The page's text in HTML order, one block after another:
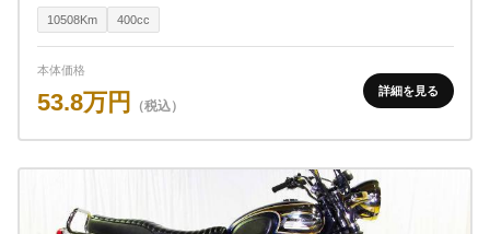
10508Km 400cc
本体価格
53.8万円 （税込）
詳細を見る